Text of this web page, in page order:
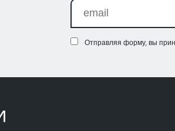
Отправляя форму, вы